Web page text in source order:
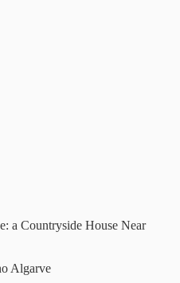
a Countryside House Near
Algarve